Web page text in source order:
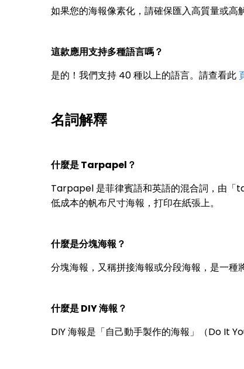
如果您的海報像素化，請確保匯入高質量或高
這款應用支持多種語言嗎？
是的！我們支持 40 種以上的語言。請查看此
名詞解釋
什麼是 Tarpapel？
Tarpapel 是菲律賓語和英語的混合詞，由「
低成本的帆布尺寸海報，打印在紙張上。
什麼是分塊海報？
分塊海報，又稱拼接海報或分段海報，是一種
什麼是 DIY 海報？
DIY 海報是「自己動手製作的海報」（Do It